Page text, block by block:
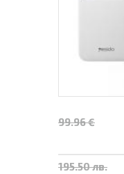
99.96 €
195.50 лв.